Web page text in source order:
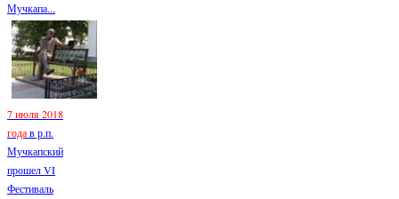
Мучкапа...
7 июля 2018
годав р.п.
Мучкапский
прошел VI
Фестиваль